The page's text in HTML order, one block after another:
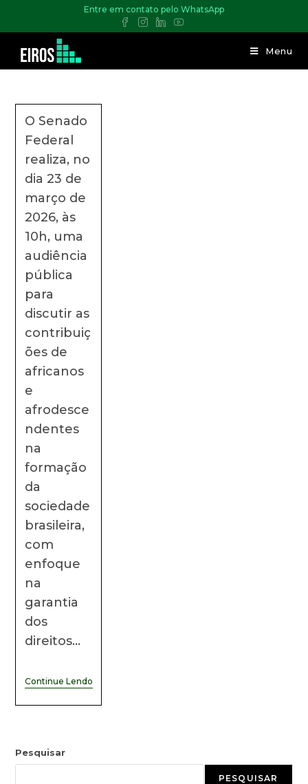
Entre em contato pelo WhatsApp
Menu
O Senado
Federal
realiza, no
dia 23 de
março de
2026, às
10h, uma
audiência
pública
para
discutir as
contribuiç
ões de
africanos
e
afrodesce
ndentes
na
formação
da
sociedade
brasileira,
com
enfoque
na
garantia
dos
direitos…
Continue Lendo
Pesquisar
PESQUISAR